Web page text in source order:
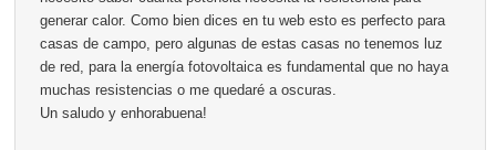
generar calor. Como bien dices en tu web esto es perfecto para
casas de campo, pero algunas de estas casas no tenemos luz
de red, para la energía fotovoltaica es fundamental que no haya
muchas resistencias o me quedaré a oscuras.
Un saludo y enhorabuena!